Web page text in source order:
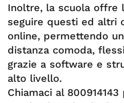
Inoltre, la scuola offre
seguire questi ed altri
online, permettendo
distanza comoda,
grazie a software e
alto livello.
Chiamaci al